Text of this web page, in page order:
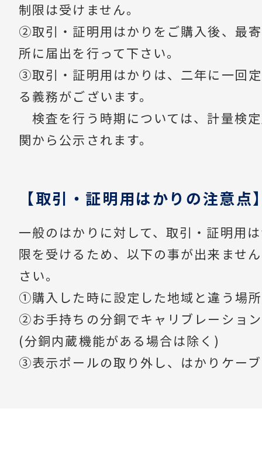
制限は受けません。
②取引・証明用はかりをご購入後、最
所に届出を行って下さい。
③取引・証明用はかりは、二年に一回
る義務がございます。
検査を行う時期については、計量検
関から公示されます。
【取引・証明用はかりの注意点
一般のはかりに対して、取引・証明用
限を受けるため、以下の事が出来ませ
さい。
①購入した時に設定した地域と違う場
②お手持ちの分銅でキャリブレーショ
(分銅内蔵機能がある場合は除く)
③表示ポールの取り外し、はかりケー